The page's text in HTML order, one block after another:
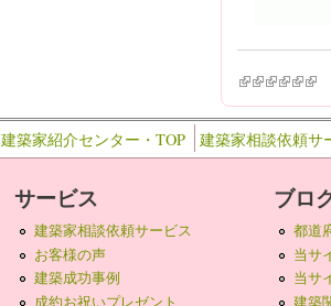
(link is
(link is
(link is
(link is
(link
建築家紹介センター・TOP 建築家相談依頼サ
サービス
建築家相談依頼サービス
お客様の声
建築成功事例
成約お祝いプレゼント
ブロ
都道
当サ
当サ
建築